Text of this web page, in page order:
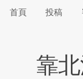
首頁 投稿
靠